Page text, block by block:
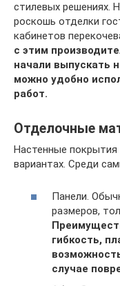
стилевых решениях.
роскошь отделки
кабинетов
с этим
начали выпускать
можно удобно
работ.
Отделочные
Настенные
вариантах. Среди
Панели.
размеров,
гибкость,
случае